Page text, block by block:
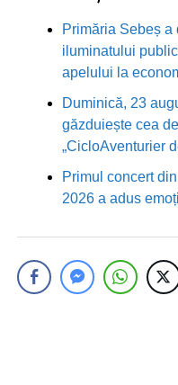
Primăria Sebeș a
iluminatului
apelului la
Duminică, 23
găzduiește cea
„CicloAventurier
Primul concert
2026 a adus